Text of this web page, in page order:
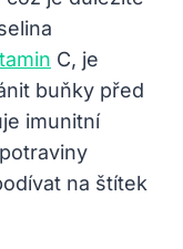
C, je
buňky před
imunitní
na štítek